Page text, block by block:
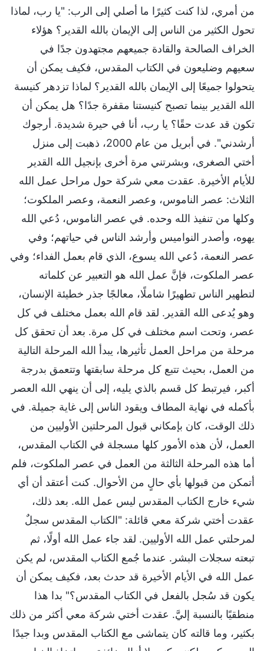
من أمري، لذا كنت كثيرًا ما أصلي إلى الرب: "يا رب، لماذا
تحول الكثير من الناس إلى الإيمان بالله القدير؟ هؤلاء
الخراف الصالحة والقادة جميعهم مجتهدون جدًا في
سعيهم وضليعون في الكتاب المقدس، فكيف يمكن أن
يتحولوا جميعًا إلى الإيمان بالله القدير؟ لماذا تزدهر كنيسة
الله القدير بينما تصبح كنيستنا مقفرة جدًا؟ هل يمكن أن
تكون قد عدت حقًا؟ يا رب، أنا في حيرة شديدة. أرجوك
أرشدني". في أبريل من عام 2000، ذهبت إلى منزل
أختي الصغرى، وبشرتني مرة أخرى بإنجيل الله القدير
للأيام الأخيرة. عقدت معي شركة حول مراحل عمل الله
الثلاث: عصر الناموس، وعصر النعمة، وعصر الملكوت؛
وكلها من تنفيذ الله وحده. في عصر الناموس، دُعي الله
يهوه، وأصدر النواميس وأرشد الناس في حياتهم؛ وفي
عصر النعمة، دُعي الله يسوع، الذي قام بعمل الفداء؛ وفي
عصر الملكوت، فإنَّ عمل الله هو التعبير عن كلماته
لتطهير الناس تطهيرًا شاملًا، معالجًا جذر خطيئة الإنسان،
وهو يُدعى الله القدير. لقد قام الله بعمل مختلف في كل
عصر، وتحت اسم مختلف في كل مرة. بعد أن تحقق كل
مرحلة من مراحل العمل تأثيرها، يبدأ الله المرحلة التالية
من العمل، بحيث تتبع كل مرحلة سابقتها وتتعمق بدرجة
أكبر، فيرتبط كل قسم بالذي يليه، إلى أن ينهي الله العصر
بأكمله في نهاية المطاف ويقود الناس إلى غاية جميلة. في
ذلك الوقت، كان بإمكاني قبول المرحلتين الأوليين من
العمل، لأن هذه الأمور كلها مسجلة في الكتاب المقدس،
أما هذه المرحلة الثالثة من العمل في عصر الملكوت، فلم
أتمكن من قبولها بأي حالٍ من الأحوال. كنت أعتقد أن أي
شيء خارج الكتاب المقدس ليس عمل الله. بعد ذلك،
عقدت أختي شركة معي قائلة: "الكتاب المقدس سجلٌ
لمرحلتي عمل الله الأوليين. لقد جاء عمل الله أولًا، ثم
تبعته سجلات البشر. عندما جُمع الكتاب المقدس، لم يكن
عمل الله في الأيام الأخيرة قد حدث بعد، فكيف يمكن أن
يكون قد سُجل بالفعل في الكتاب المقدس؟" بدا هذا
منطقيًا بالنسبة إليَّ. عقدت أختي شركة معي أكثر من ذلك
بكثير، وما قالته كان يتماشى مع الكتاب المقدس وبدا جيدًا